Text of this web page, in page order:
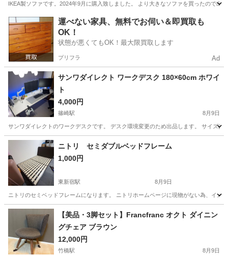
IKEA製ソファです。2024年9月に購入致しました。 より大きなソファを買ったので
東京 豊島区 要町駅 ソファ
運べない家具、無料でお伺い＆即買取も
OK！
状態が悪くてもOK！最大限買取します
プリフラ Ad
サンワダイレクト ワークデスク 180×60cm ホワイ
ト
4,000円
篠崎駅 8月9日
サンワダイレクトのワークデスクです。 デスク環境変更のため出品します。 サイズ
東京 江戸川区 篠崎駅 オフィス用家具 サンワダイレクト
ニトリ セミダブルベッドフレーム
1,000円
東新宿駅 8月9日
ニトリのセミベッドフレームになります。 ニトリホームページに現物がない為、イ
東京 新宿区 東新宿駅 ベッド
【美品・3脚セット】Francfranc オクト ダイニン
グチェア ブラウン
12,000円
竹橋駅 8月9日